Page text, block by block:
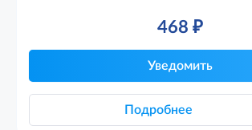
468 ₽
Уведомить
Подробнее